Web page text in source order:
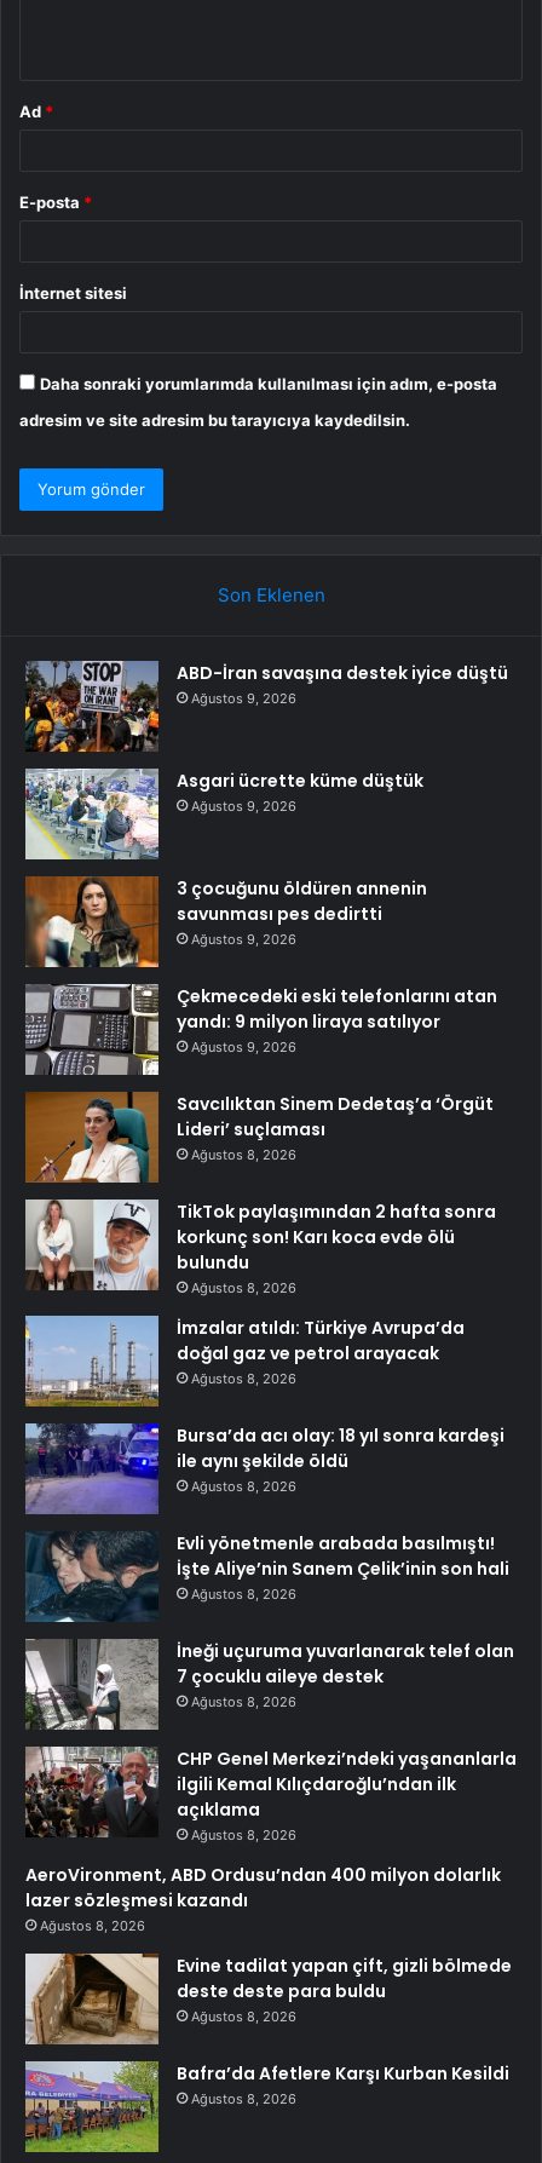
Ad *
E-posta *
İnternet sitesi
Daha sonraki yorumlarımda kullanılması için adım, e-posta
adresim ve site adresim bu tarayıcıya kaydedilsin.
Son Eklenen
ABD-İran savaşına destek iyice düştü
Ağustos 9, 2026
Asgari ücrette küme düştük
Ağustos 9, 2026
3 çocuğunu öldüren annenin
savunması pes dedirtti
Ağustos 9, 2026
Çekmecedeki eski telefonlarını atan
yandı: 9 milyon liraya satılıyor
Ağustos 9, 2026
Savcılıktan Sinem Dedetaş’a ‘Örgüt
Lideri’ suçlaması
Ağustos 8, 2026
TikTok paylaşımından 2 hafta sonra
korkunç son! Karı koca evde ölü
bulundu
Ağustos 8, 2026
İmzalar atıldı: Türkiye Avrupa’da
doğal gaz ve petrol arayacak
Ağustos 8, 2026
Bursa’da acı olay: 18 yıl sonra kardeşi
ile aynı şekilde öldü
Ağustos 8, 2026
Evli yönetmenle arabada basılmıştı!
İşte Aliye’nin Sanem Çelik’inin son hali
Ağustos 8, 2026
İneği uçuruma yuvarlanarak telef olan
7 çocuklu aileye destek
Ağustos 8, 2026
CHP Genel Merkezi’ndeki yaşananlarla
ilgili Kemal Kılıçdaroğlu’ndan ilk
açıklama
Ağustos 8, 2026
AeroVironment, ABD Ordusu’ndan 400 milyon dolarlık
lazer sözleşmesi kazandı
Ağustos 8, 2026
Evine tadilat yapan çift, gizli bölmede
deste deste para buldu
Ağustos 8, 2026
Bafra’da Afetlere Karşı Kurban Kesildi
Ağustos 8, 2026